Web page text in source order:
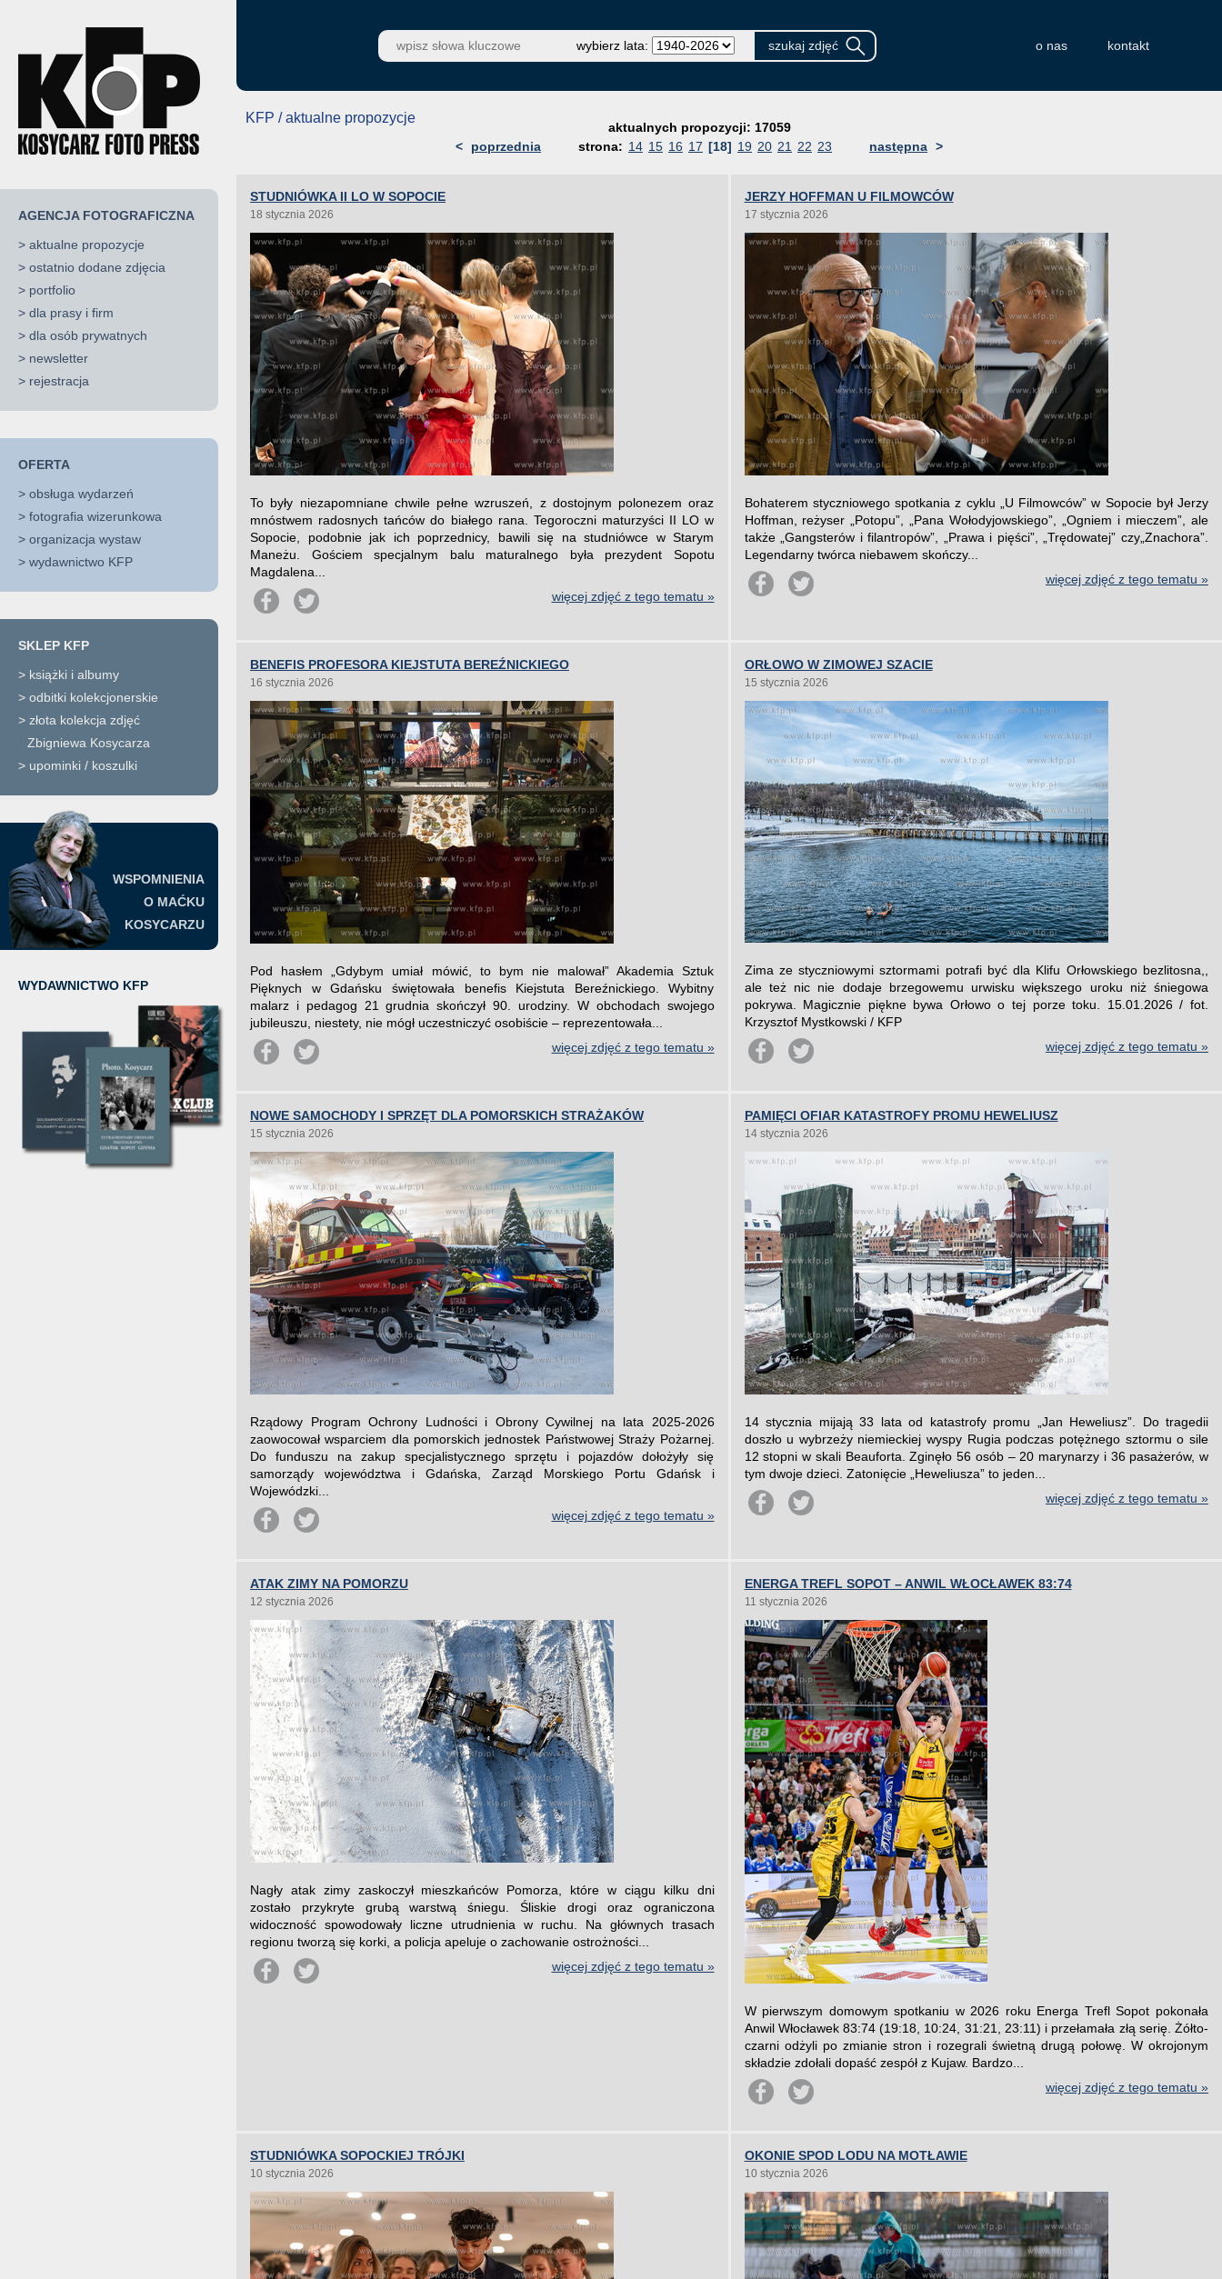
AGENCJA FOTOGRAFICZNA
> aktualne propozycje
> ostatnio dodane zdjęcia
> portfolio
> dla prasy i firm
> dla osób prywatnych
> newsletter
> rejestracja
OFERTA
> obsługa wydarzeń
> fotografia wizerunkowa
> organizacja wystaw
> wydawnictwo KFP
SKLEP KFP
> książki i albumy
> odbitki kolekcjonerskie
> złota kolekcja zdjęć
Zbigniewa Kosycarza
> upominki / koszulki
WSPOMNIENIA
O MAĆKU
KOSYCARZU
WYDAWNICTWO KFP
wybierz lata: o nas kontakt
KFP / aktualne propozycje
aktualnych propozycji: 17059
<
poprzednia strona: 14 15 16 17 [18] 19 20 21 22 23 następna >
STUDNIÓWKA II LO W SOPOCIE
18 stycznia 2026
To były niezapomniane chwile pełne wzruszeń, z dostojnym polonezem oraz
mnóstwem radosnych tańców do białego rana. Tegoroczni maturzyści II LO w
Sopocie, podobnie jak ich poprzednicy, bawili się na studniówce w Starym
Maneżu. Gościem specjalnym balu maturalnego była prezydent Sopotu
Magdalena...
więcej zdjęć z tego tematu »
JERZY HOFFMAN U FILMOWCÓW
17 stycznia 2026
Bohaterem styczniowego spotkania z cyklu „U Filmowców” w Sopocie był Jerzy
Hoffman, reżyser „Potopu”, „Pana Wołodyjowskiego”, „Ogniem i mieczem”, ale
także „Gangsterów i filantropów”, „Prawa i pięści”, „Trędowatej” czy„Znachora”.
Legendarny twórca niebawem skończy...
więcej zdjęć z tego tematu »
BENEFIS PROFESORA KIEJSTUTA BEREŹNICKIEGO
16 stycznia 2026
Pod hasłem „Gdybym umiał mówić, to bym nie malował” Akademia Sztuk
Pięknych w Gdańsku świętowała benefis Kiejstuta Bereźnickiego. Wybitny
malarz i pedagog 21 grudnia skończył 90. urodziny. W obchodach swojego
jubileuszu, niestety, nie mógł uczestniczyć osobiście – reprezentowała...
więcej zdjęć z tego tematu »
ORŁOWO W ZIMOWEJ SZACIE
15 stycznia 2026
Zima ze styczniowymi sztormami potrafi być dla Klifu Orłowskiego bezlitosna,,
ale też nic nie dodaje brzegowemu urwisku większego uroku niż śniegowa
pokrywa. Magicznie piękne bywa Orłowo o tej porze toku. 15.01.2026 / fot.
Krzysztof Mystkowski / KFP
więcej zdjęć z tego tematu »
NOWE SAMOCHODY I SPRZĘT DLA POMORSKICH STRAŻAKÓW
15 stycznia 2026
Rządowy Program Ochrony Ludności i Obrony Cywilnej na lata 2025-2026
zaowocował wsparciem dla pomorskich jednostek Państwowej Straży Pożarnej.
Do funduszu na zakup specjalistycznego sprzętu i pojazdów dołożyły się
samorządy województwa i Gdańska, Zarząd Morskiego Portu Gdańsk i
Wojewódzki...
więcej zdjęć z tego tematu »
PAMIĘCI OFIAR KATASTROFY PROMU HEWELIUSZ
14 stycznia 2026
14 stycznia mijają 33 lata od katastrofy promu „Jan Heweliusz”. Do tragedii
doszło u wybrzeży niemieckiej wyspy Rugia podczas potężnego sztormu o sile
12 stopni w skali Beauforta. Zginęło 56 osób – 20 marynarzy i 36 pasażerów, w
tym dwoje dzieci. Zatonięcie „Heweliusza” to jeden...
więcej zdjęć z tego tematu »
ATAK ZIMY NA POMORZU
12 stycznia 2026
Nagły atak zimy zaskoczył mieszkańców Pomorza, które w ciągu kilku dni
zostało przykryte grubą warstwą śniegu. Śliskie drogi oraz ograniczona
widoczność spowodowały liczne utrudnienia w ruchu. Na głównych trasach
regionu tworzą się korki, a policja apeluje o zachowanie ostrożności...
więcej zdjęć z tego tematu »
ENERGA TREFL SOPOT – ANWIL WŁOCŁAWEK 83:74
11 stycznia 2026
W pierwszym domowym spotkaniu w 2026 roku Energa Trefl Sopot pokonała
Anwil Włocławek 83:74 (19:18, 10:24, 31:21, 23:11) i przełamała złą serię. Żółto-
czarni odżyli po zmianie stron i rozegrali świetną drugą połowę. W okrojonym
składzie zdołali dopaść zespół z Kujaw. Bardzo...
więcej zdjęć z tego tematu »
STUDNIÓWKA SOPOCKIEJ TRÓJKI
10 stycznia 2026
OKONIE SPOD LODU NA MOTŁAWIE
10 stycznia 2026